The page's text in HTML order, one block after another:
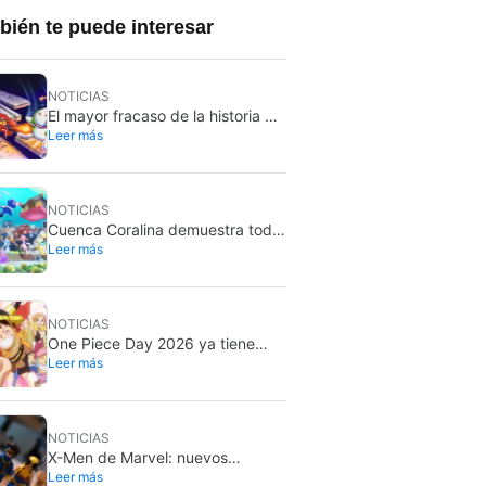
te puede interesar
NOTICIAS
El mayor fracaso de la historia de
Nintendo ha recibido un nuevo
videojuego de la consola
Leer más
NOTICIAS
Cuenca Coralina demuestra todo
por lo que Pokémon Pokopia ha
Leer más
NOTICIAS
One Piece Day 2026 ya tiene
fecha: será el 22 y 23 de agosto
Leer más
NOTICIAS
X-Men de Marvel: nuevos
rumores sobre su casting
Leer más